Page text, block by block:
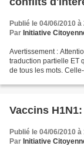
Publié le 04/06/2010 à
Par Initiative
Avertissement :
traduction partielle ET
de tous les mots.
Vaccins
Publié le 04/06/2010 à
Par Initiative